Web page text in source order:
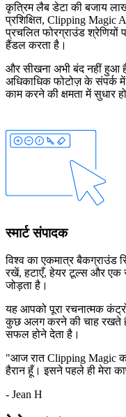
कृत्रिम लैब डेटा की बजाय
प्रशिक्षित, Clipping Magic
प्रचलित फोरग्राउंड श्रेणियों
हैंडल करता है।
और सीखना अभी बंद नहीं
अधिकाधिक फोटोज़ के संपर्क
काम करने की क्षमता में सुधार
स्मार्ट संपादक
विश्व का एकमात्र बैकग्राउंड
रखें,हटाएँ,हेयरटूल्स और एक
जोड़ता है।
यह आपको पूरा रचनात्मक
कुछ अलग करने की चाह रखते
सफल होने देता है।
"आज रात Clipping Magic
हैरान हूँ। इसने पहले ही मेरा
- Jean H